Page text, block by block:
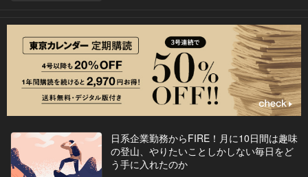
日系企業勤務からFIRE！月に10日間は趣味
の登山、やりたいことしかしない毎日をど
う手に入れたのか